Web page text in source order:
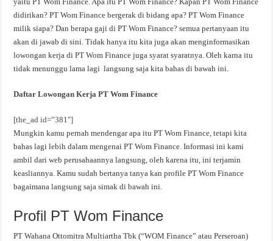
didirikan? PT Wom Finance bergerak di bidang apa? PT Wom Finance
milik siapa? Dan berapa gaji di PT Wom Finance? semua pertanyaan itu
akan di jawab di sini. Tidak hanya itu kita juga akan menginformasikan
lowongan kerja di PT Wom Finance juga syarat syaratnya. Oleh karna itu
tidak menunggu lama lagi langsung saja kita bahas di bawah ini.
Daftar Lowongan Kerja PT Wom Finance
[the_ad id=”381″]
Mungkin kamu pernah mendengar apa itu PT Wom Finance, tetapi kita
bahas lagi lebih dalam mengenai PT Wom Finance. Informasi ini kami
ambil dari web perusahaannya langsung, oleh karena itu, ini terjamin
keasliannya. Kamu sudah bertanya tanya kan profile PT Wom Finance
bagaimana langsung saja simak di bawah ini.
Profil PT Wom Finance
PT Wahana Ottomitra Multiartha Tbk (“WOM Finance” atau Perseroan)